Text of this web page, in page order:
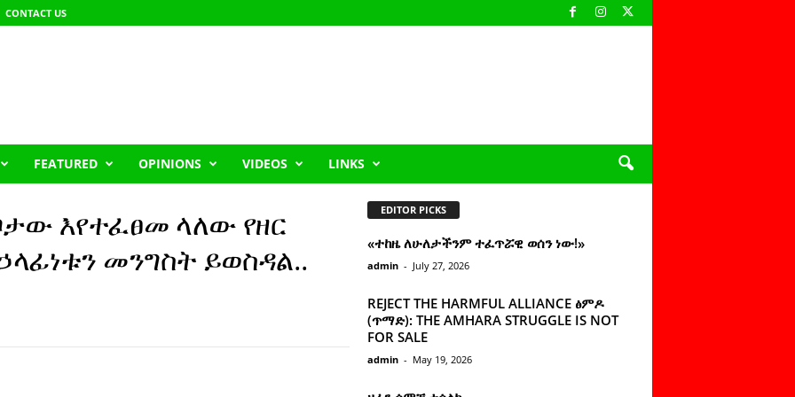
CONTACT US
FEATURED OPINIONS VIDEOS LINKS
እየተፈፀመ ላለው የዘር
መንግስት ይወስዳል..
EDITOR PICKS
«ተከዜ ለሁለታችንም ተፈጥሯዊ ወሰን ነው!»
admin - July 27, 2026
REJECT THE HARMFUL ALLIANCE ፅምዶ
(ጥማድ): THE AMHARA STRUGGLE IS NOT
FOR SALE
admin - May 19, 2026